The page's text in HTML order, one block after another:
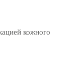
кожного